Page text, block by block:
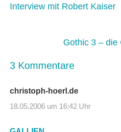
Interview mit Robert Kaiser
Gothic 3 – die
3 Kommentare
christoph-hoerl.de
18.05.2006 um 16:42 Uhr